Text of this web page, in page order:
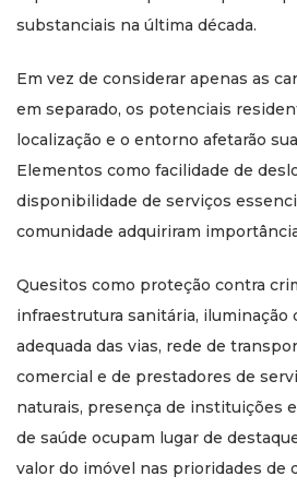
substanciais na última década.
Em vez de considerar apenas as
em separado, os potenciais
localização e o entorno afetarão
Elementos como facilidade de
disponibilidade de serviços
comunidade adquiriram
Quesitos como proteção contra
infraestrutura sanitária, iluminação
adequada das vias, rede de
comercial e de prestadores de
naturais, presença de instituições
de saúde ocupam lugar de
valor do imóvel nas prioridades de